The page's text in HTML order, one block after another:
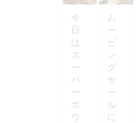
今
日
は
ス
ー
パ
ー
ボ
ウ
ム
ー
ビ
ン
グ
セ
ー
ル
に